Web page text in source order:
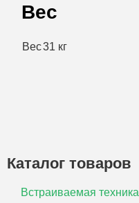
Вес
Вес31 кг
Каталог товаров
Встраиваемая техника